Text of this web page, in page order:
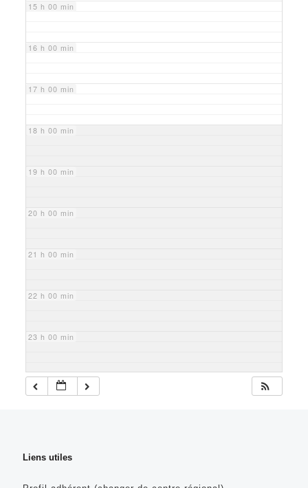
15 h 00 min
16 h 00 min
17 h 00 min
18 h 00 min
19 h 00 min
20 h 00 min
21 h 00 min
22 h 00 min
23 h 00 min
Liens utiles